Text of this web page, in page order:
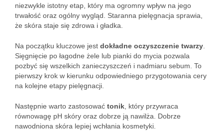
niezwykle istotny etap, który ma ogromny wpływ na jego
trwałość oraz ogólny wygląd. Staranna pielęgnacja sprawia,
że skóra staje się zdrowa i gładka.
Na początku kluczowe jest dokładne oczyszczenie twarzy
Sięgnięcie po łagodne żele lub pianki do mycia pozwala
pozbyć się wszelkich zanieczyszczeń i nadmiaru sebum. To
pierwszy krok w kierunku odpowiedniego przygotowania cery
na kolejne etapy pielęgnacji.
Następnie warto zastosować tonik , który przywraca
równowagę pH skóry oraz dobrze ją nawilża. Dobrze
nawodniona skóra lepiej wchłania kosmetyki.